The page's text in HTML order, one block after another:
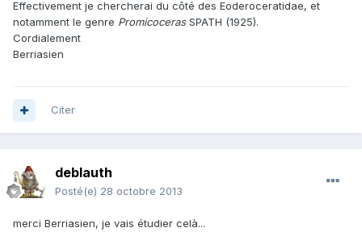
Effectivement je chercherai du côté des Eoderoceratidae, et
notamment le genre PromicocerasSPATH (1925).
Cordialement
Berriasien
Citer
deblauth
Posté(e) 28 octobre 2013
merci Berriasien, je vais étudier celà...